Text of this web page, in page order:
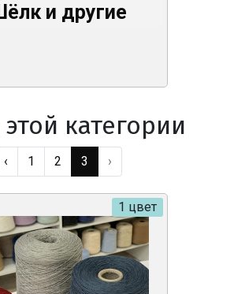
и другие
категории
‹ 1 2 3 ›
1 цвет